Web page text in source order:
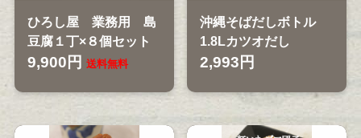
ひろし屋 業務用 島
豆腐１丁×８個セット
9,900円 送料無料
沖縄そばだしボトル
1.8Lカツオだし
2,993円